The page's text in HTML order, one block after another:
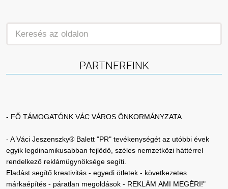
PARTNEREINK
- FŐ TÁMOGATÓNK VÁC VÁROS ÖNKORMÁNYZATA
- A Váci Jeszenszky® Balett "PR" tevékenységét az utóbbi évek
egyik legdinamikusabban fejlődő, széles nemzetközi háttérrel
rendelkező reklámügynöksége segíti.
Eladást segítő kreativitás - egyedi ötletek - következetes
márkaépítés - páratlan megoldások - REKLÁM AMI MEGÉRI!"